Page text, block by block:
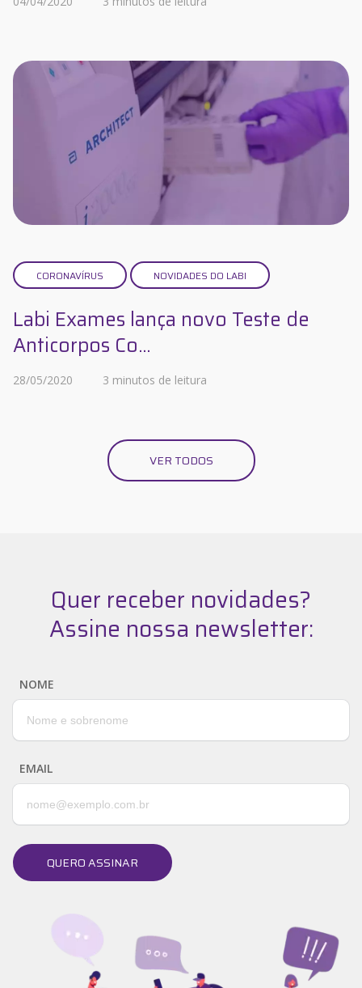
CORONAVÍRUS NOVIDADES DO LABI
Labi Exames lança novo Teste de
Anticorpos Co...
28/05/2020 3 minutos de leitura
VER TODOS
Quer receber novidades?
Assine nossa newsletter:
NOME
EMAIL
QUERO ASSINAR